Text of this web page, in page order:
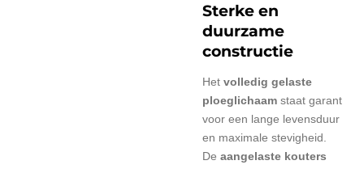
Sterke en
duurzame
constructie
Het volledig gelaste
ploeglichaam staat garant
voor een lange levensduur
en maximale stevigheid.
De aangelaste kouters